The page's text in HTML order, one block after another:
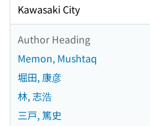
Kawasaki City
Author Heading
Memon, Mushtaq
堀田, 康彦
林, 志浩
三戸, 篤史